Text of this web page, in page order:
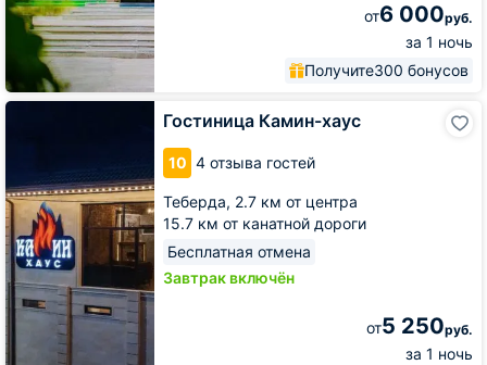
от6 000руб.
за 1 ночь
Получите300 бонусов
Гостиница Камин-хаус
10 4 отзыва гостей
Теберда, 2.7 км от центра
15.7 км от канатной дороги
Бесплатная отмена
Завтрак включён
от5 250руб.
за 1 ночь
Гостиница